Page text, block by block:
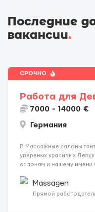
Последние
вакансии.
СРОЧНО
Работа для
7000 - 14000 €
Германия
В Массажные салоны
увереных красивых
салонам и нашему имени
заработная плата 💚Мы
incall / Out...
Massagen
Прямой